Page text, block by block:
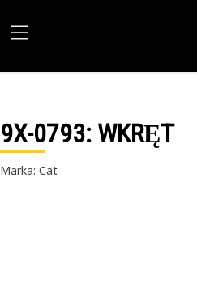
9X-0793: WKRĘT
Marka: Cat